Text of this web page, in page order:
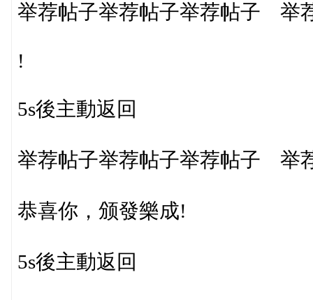
举荐帖子举荐帖子举荐帖子 举
!
5s後主動返回
举荐帖子举荐帖子举荐帖子 举
恭喜你，颁發樂成!
5s後主動返回